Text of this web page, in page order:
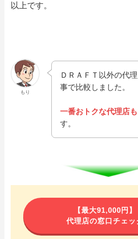
以上です。
もり
ＤＲＡＦＴ以外の代
事で比較しました。
一番おトクな代理店
す。
【最大91,000円】
代理店の窓口チェッ